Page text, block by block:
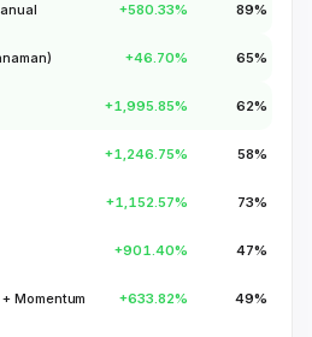
+580.33% 89%
+46.70% 65%
+1,995.85% 62%
+1,246.75% 58%
+1,152.57% 73%
+901.40% 47%
Momentum +633.82% 49%